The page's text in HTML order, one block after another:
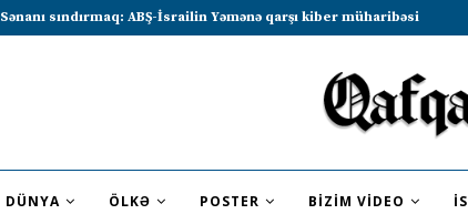
Lavrov Suriya prezidentini Rusiya–Ərəb sammitində iştirak etməyə
DÜNYA ÖLKƏ POSTER BIZIM VIDEO